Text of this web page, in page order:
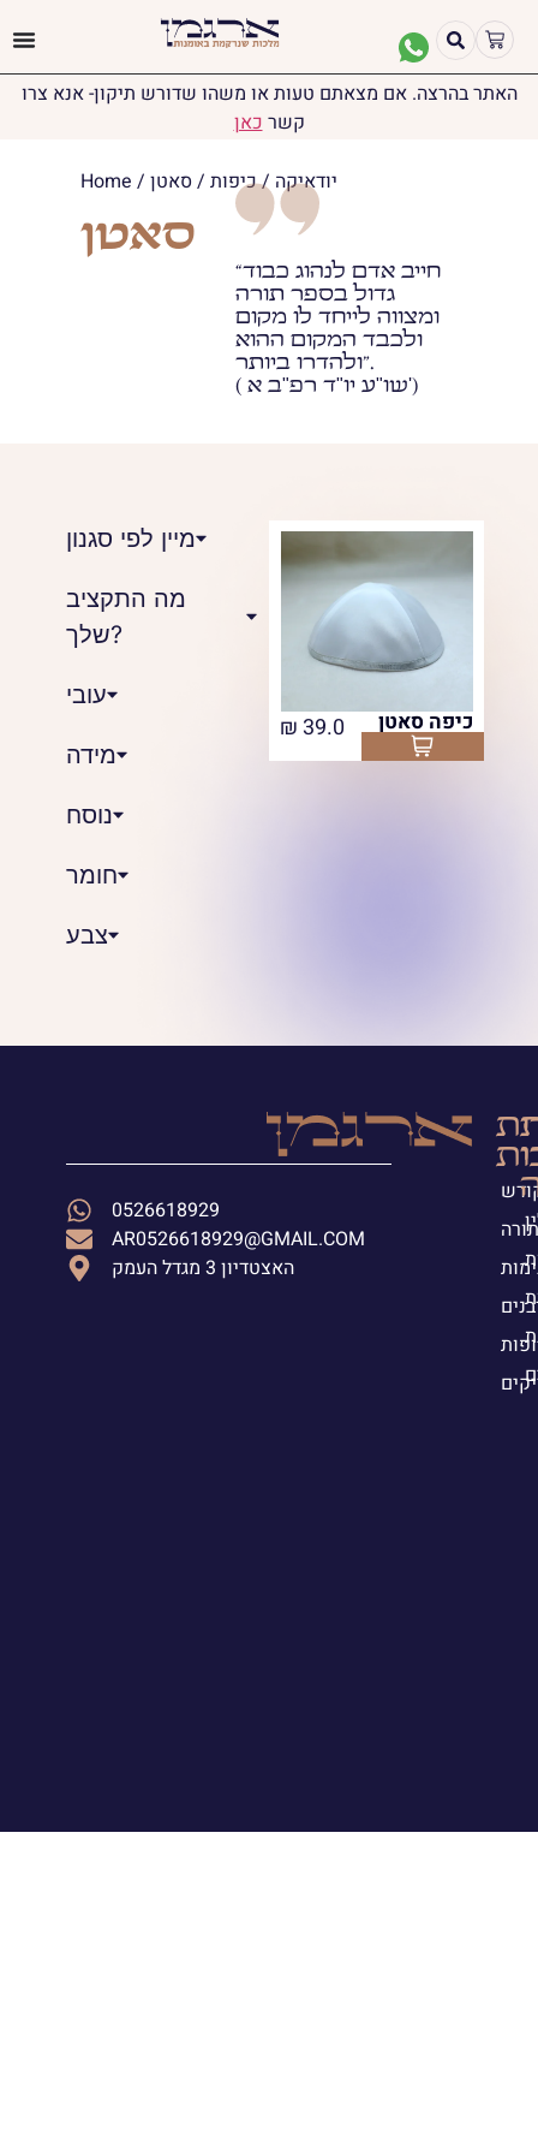
האתר בהרצה. אם מצאתם טעות או משהו שדורש תיקון- אנא צרו
קשרכאן
Home / יודאיקה /כיפות/ סאטן
סאטן
“חייב אדם לנהוג כבוד
גדול בספר תורה
ומצווה לייחד לו מקום
ולכבד המקום ההוא
ולהדרו ביותר”.
( שו"ע יו"ד רפ"ב א')
מיין לפי סגנון
מה התקציב
שלך?
עובי
מידה
נוסח
חומר
צבע
כיפה סאטן ₪ 39.0
Select options
0526618929
AR0526618929@GMAIL.COM
האצטדיון 3 מגדל העמק